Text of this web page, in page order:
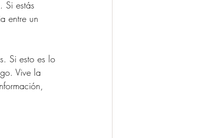
Si estás
entre un
Si esto es lo
Vive la